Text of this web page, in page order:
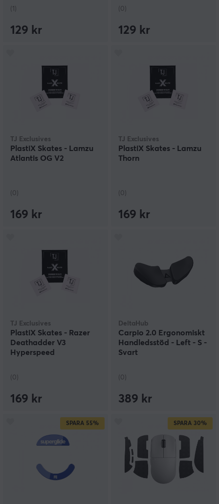
(1)
129 kr
(0)
129 kr
TJ Exclusives
PlastiX Skates - Lamzu
Atlantis OG V2
(0)
169 kr
TJ Exclusives
PlastiX Skates - Lamzu
Thorn
(0)
169 kr
TJ Exclusives
PlastiX Skates - Razer
Deathadder V3
Hyperspeed
(0)
169 kr
DeltaHub
Carpio 2.0 Ergonomiskt
Handledsstöd - Left - S -
Svart
(0)
389 kr
SPARA 55% SPARA 30%